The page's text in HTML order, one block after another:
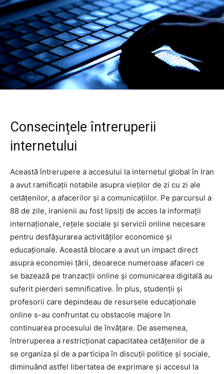
Consecințele întreruperii
internetului
Această întrerupere a accesului la internetul global în Iran
a avut ramificații notabile asupra vieților de zi cu zi ale
cetățenilor, a afacerilor și a comunicațiilor. Pe parcursul a
88 de zile, iranienii au fost lipsiți de acces la informații
internaționale, rețele sociale și servicii online necesare
pentru desfășurarea activităților economice și
educaționale. Această blocare a avut un impact direct
asupra economiei țării, deoarece numeroase afaceri ce
se bazează pe tranzacții online și comunicarea digitală au
suferit pierderi semnificative. În plus, studenții și
profesorii care depindeau de resursele educaționale
online s-au confruntat cu obstacole majore în
continuarea procesului de învățare. De asemenea,
întreruperea a restricționat capacitatea cetățenilor de a
se organiza și de a participa în discuții politice și sociale,
diminuând astfel libertatea de exprimare și accesul la